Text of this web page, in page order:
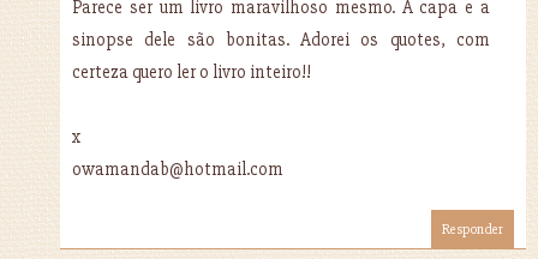
Parece ser um livro maravilhoso mesmo. A capa e a
sinopse dele são bonitas. Adorei os quotes, com
certeza quero ler o livro inteiro!!
x
owamandab@hotmail.com
Responder